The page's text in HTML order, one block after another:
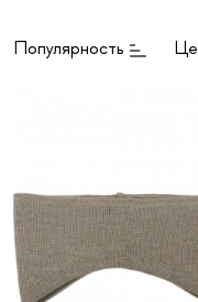
Популярность